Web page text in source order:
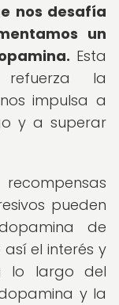
nos desafía
un
Esta
la
impulsa a
y a superar
pueden
de
el interés y
lo largo del
y la